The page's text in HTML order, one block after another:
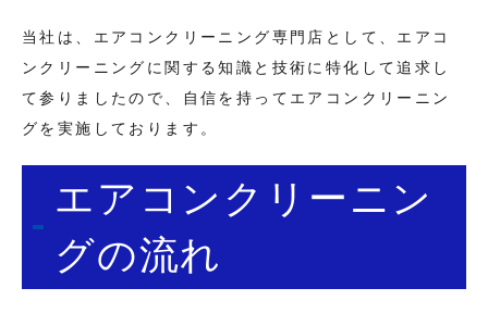
当社は、エアコンクリーニング専門店として、エアコ
ンクリーニングに関する知識と技術に特化して追求し
て参りましたので、自信を持ってエアコンクリーニン
グを実施しております。
エアコンクリーニン
グの流れ